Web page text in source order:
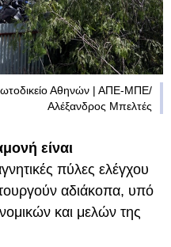
Αθηνών | ΑΠΕ-ΜΠΕ/
Αλέξανδρος Μπελτές
είναι
πύλες ελέγχου
αδιάκοπα, υπό
και μελών της